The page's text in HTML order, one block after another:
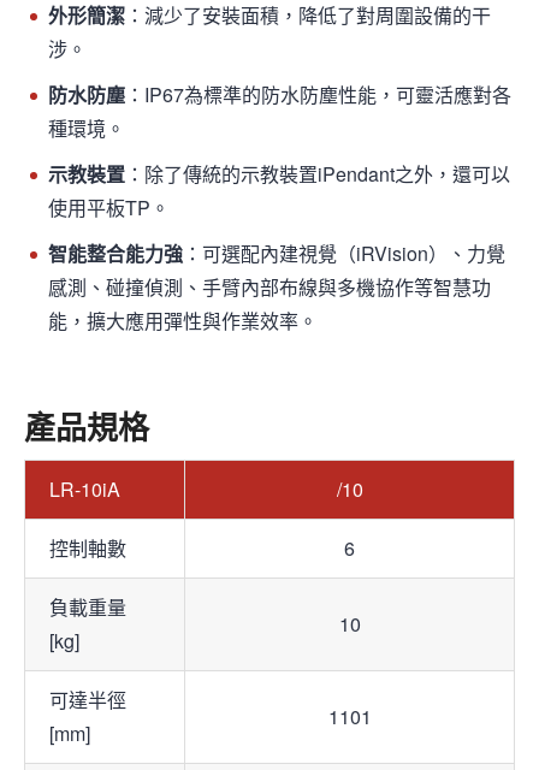
外形簡潔 ：減少了安裝面積，降低了對周圍設備的干
涉。
防水防塵 ：IP67為標準的防水防塵性能，可靈活應對各
種環境。
示教裝置 ：除了傳統的示教裝置iPendant之外，還可以
使用平板TP。
智能整合能力強 ：可選配內建視覺（iRVision）、力覺
感測、碰撞偵測、手臂內部布線與多機協作等智慧功
能，擴大應用彈性與作業效率。
產品規格
LR-10iA /10
控制軸數 6
負載重量
[kg]
10
可達半徑
[mm]
1101